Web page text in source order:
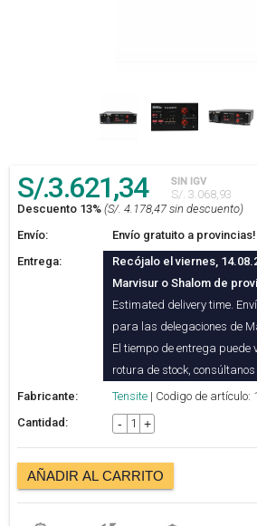
S/.3.621,34 SIN IGV
S/. 3.068,93
Descuento 13% (S/. 4.178,47 sin descuento)
Envío:
Envío gratuito a provincias!
Entrega:
Recójalo el viernes,
Marvisur o Shalom de
Estimated delivery time.
para las delegaciones de
El tiempo de entrega
rotura de stock,
Fabricante:
Tensite | Codigo de artículo:
Cantidad:
- +
AÑADIR AL CARRITO